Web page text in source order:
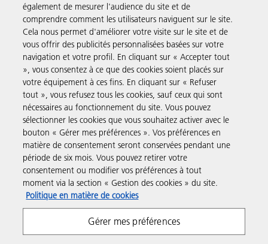
Solutions pour les entreprises
Produits et Services
Assistance & Contact
Ressources
Suivez-nous
également de mesurer l'audience du site et de
comprendre comment les utilisateurs naviguent sur le site.
Cela nous permet d'améliorer votre visite sur le site et de
vous offrir des publicités personnalisées basées sur votre
navigation et votre profil. En cliquant sur « Accepter tout
», vous consentez à ce que des cookies soient placés sur
votre équipement à ces fins. En cliquant sur « Refuser
tout », vous refusez tous les cookies, sauf ceux qui sont
nécessaires au fonctionnement du site. Vous pouvez
sélectionner les cookies que vous souhaitez activer avec le
bouton « Gérer mes préférences ». Vos préférences en
matière de consentement seront conservées pendant une
période de six mois. Vous pouvez retirer votre
consentement ou modifier vos préférences à tout
moment via la section « Gestion des cookies » du site.
Politique en matière de cookies
Gérer mes préférences